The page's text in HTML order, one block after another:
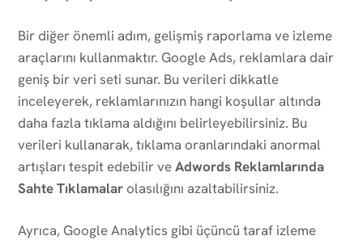
Bir diğer önemli adım, gelişmiş raporlama ve izleme
araçlarını kullanmaktır. Google Ads, reklamlara dair
geniş bir veri seti sunar. Bu verileri dikkatle
inceleyerek, reklamlarınızın hangi koşullar altında
daha fazla tıklama aldığını belirleyebilirsiniz. Bu
verileri kullanarak, tıklama oranlarındaki anormal
artışları tespit edebilir veAdwords Reklamlarında
Sahte Tıklamalar olasılığını azaltabilirsiniz.
Ayrıca, Google Analytics gibi üçüncü taraf izleme